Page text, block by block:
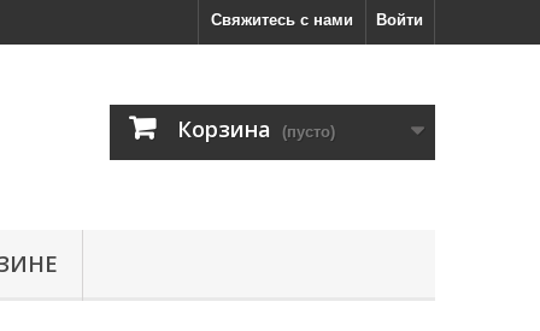
Войти
Свяжитесь с нами
Корзина (пусто)